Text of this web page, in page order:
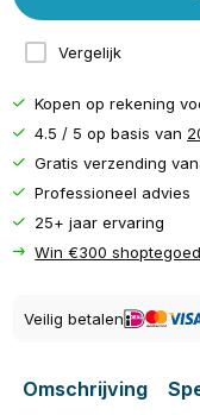
Vergelijk
Kopen op rekening
4.5 / 5 op basis van
Gratis verzending
Professioneel advies
25+ jaar ervaring
Win €300 shoptegoed
Veilig betalen
Omschrijving